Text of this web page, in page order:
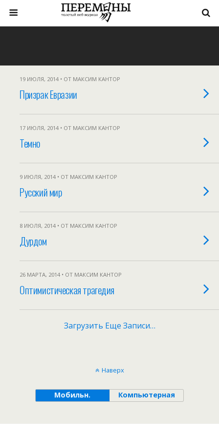
19 ИЮЛЯ, 2014 • ОТ МАКСИМ КАНТОР
Призрак Евразии
17 ИЮЛЯ, 2014 • ОТ МАКСИМ КАНТОР
Темно
9 ИЮЛЯ, 2014 • ОТ МАКСИМ КАНТОР
Русский мир
8 ИЮЛЯ, 2014 • ОТ МАКСИМ КАНТОР
Дурдом
26 МАРТА, 2014 • ОТ МАКСИМ КАНТОР
Оптимистическая трагедия
Загрузить Еще Записи…
Наверх
Мобильн. Компьютерная